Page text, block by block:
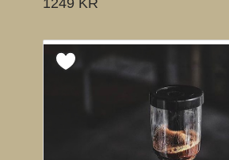
1249 KR